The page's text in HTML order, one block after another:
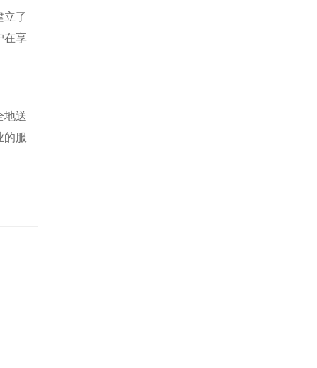
立了
在享
地送
的服